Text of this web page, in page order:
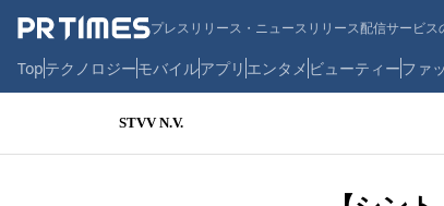
プレスリリース・ニュースリリース配信サービス
Topテクノロジーモバイルアプリ エンタメ ビューティーファ
STVV N.V.